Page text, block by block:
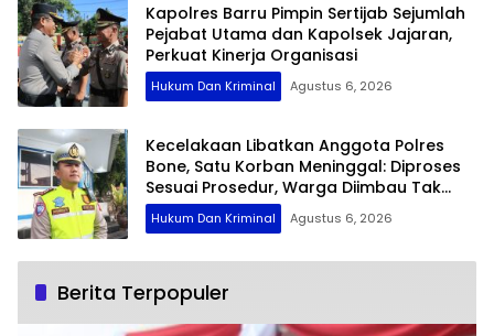
Kapolres Barru Pimpin Sertijab Sejumlah
Pejabat Utama dan Kapolsek Jajaran,
Perkuat Kinerja Organisasi
Hukum Dan Kriminal Agustus 6, 2026
Kecelakaan Libatkan Anggota Polres
Bone, Satu Korban Meninggal: Diproses
Sesuai Prosedur, Warga Diimbau Tak
Berspekulasi
Hukum Dan Kriminal Agustus 6, 2026
Berita Terpopuler